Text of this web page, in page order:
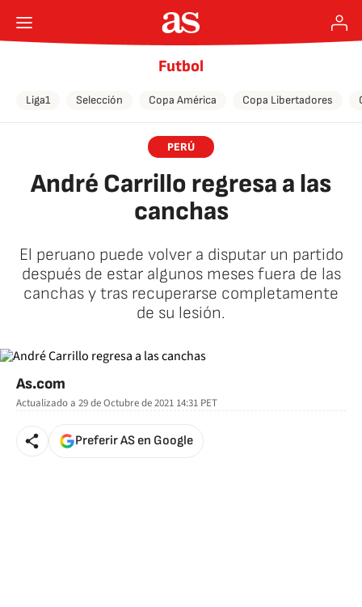
Futbol
Liga1 Selección Copa América Copa Libertadores
PERÚ
André Carrillo regresa a las
canchas
El peruano puede volver a disputar un partido
después de estar algunos meses fuera de las
canchas y tras recuperarse completamente
de su lesión.
As.com
Actualizado a 29 de Octubre de 2021 14:31 PET
Preferir AS en Google